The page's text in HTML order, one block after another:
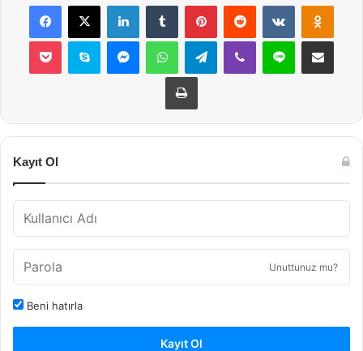
Facebook
X LinkedInTumblr PinterestReddit VKontakte
Pocket Skype MessengerWhatsAppTelegramViber Line E-Posta ile
Yazdır
Kayıt Ol
Unuttunuz mu?
Beni hatırla
Kayıt Ol